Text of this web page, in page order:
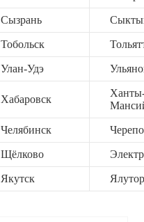
Сызрань
Тобольск
Улан-Удэ
Хабаровск
Челябинск
Щёлково
Якутск